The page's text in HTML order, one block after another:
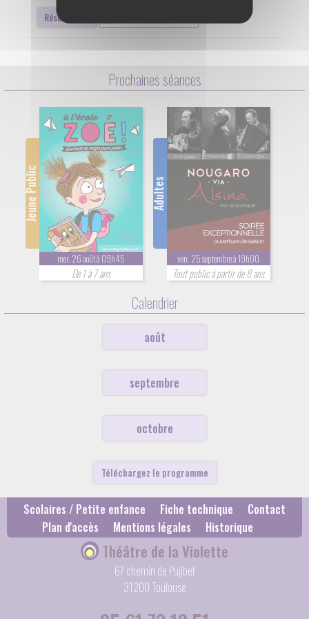
Prochaines séances
Jeune Public
mer. 26 août à 09h45
De 1 à 7 ans
Adultes
ven. 25 septembre à 19h00
Tout public à partir de 8 ans
Calendrier
août
septembre
octobre
Téléchargez le programme
Réserver
Scolaires / Petite enfance Fiche technique
Contact
Plan d'accès
Mentions légales Historique
Théâtre de la Violette
67 chemin de Pujibet
31200 Toulouse